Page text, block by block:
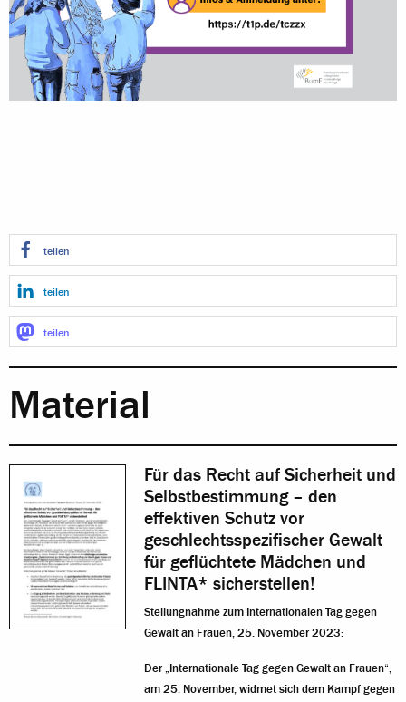
teilen
teilen
teilen
Material
Für das Recht auf Sicherheit und
Selbstbestimmung – den
effektiven Schutz vor
geschlechtsspezifischer Gewalt
für geflüchtete Mädchen und
FLINTA* sicherstellen!
Stellungnahme zum Internationalen Tag gegen
Gewalt an Frauen, 25. November 2023:
Der „Internationale Tag gegen Gewalt an Frauen“,
am 25. November, widmet sich dem Kampf gegen